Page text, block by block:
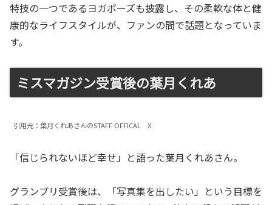
特技の一つであるヨガポーズも披露し、その柔軟な体と健
康的なライフスタイルが、ファンの間で話題となっていま
す。
ミスマガジン受賞後の葉月くれあ
引用元：葉月くれあさんのSTAFF OFFICAL X
「信じられないほど幸せ」と語った葉月くれあさん。
グランプリ受賞後は、「写真集を出したい」という目標を